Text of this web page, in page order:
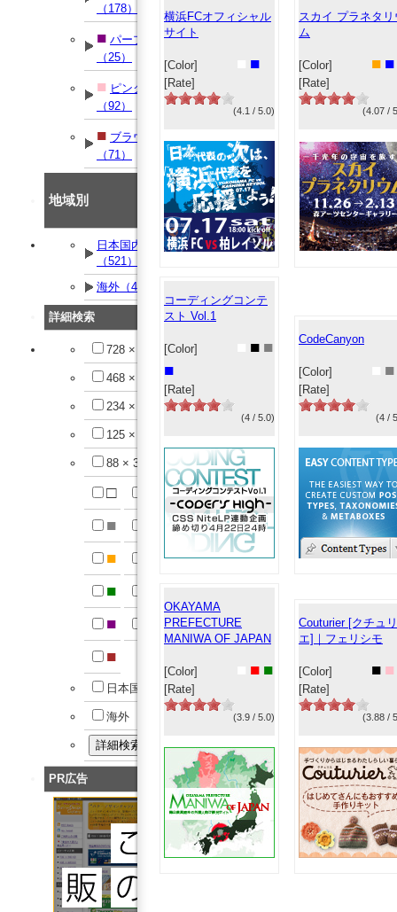
（178）
■ パープル
（25）
■ ピンク
（92）
■ ブラウン
（71）
地域別
日本国内
（521）
海外（42）
詳細検索
728 × 90
468 × 60
234 × 60
125 × 125
88 × 31
□
■
■
■
■
■
日本国内
海外
PR広告
横浜FCオフィシャル
サイト
[Color] ■
[Rate]
(4.1 / 5.0)
スカイ プラネタリ
ム
[Color] ■ ■
[Rate]
(4.07 /
コーディングコンテ
スト Vol.1
[Color] ■ ■
■
[Rate]
(4 / 5.0)
CodeCanyon
[Color] ■
[Rate]
(4 /
OKAYAMA
PREFECTURE
MANIWA OF JAPAN
[Color] ■ ■
[Rate]
(3.9 / 5.0)
Couturier [クチュリ
エ]｜フェリシモ
[Color] ■ ■
[Rate]
(3.88 /